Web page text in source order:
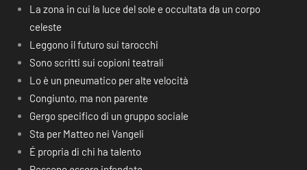
La zona in cui la luce del sole e occultata da un corpo
celeste
Leggono il futuro sui tarocchi
Sono scritti sui copioni teatrali
Lo è un pneumatico per alte velocità
Congiunto, ma non parente
Gergo specifico di un gruppo sociale
Sta per Matteo nei Vangeli
É propria di chi ha talento